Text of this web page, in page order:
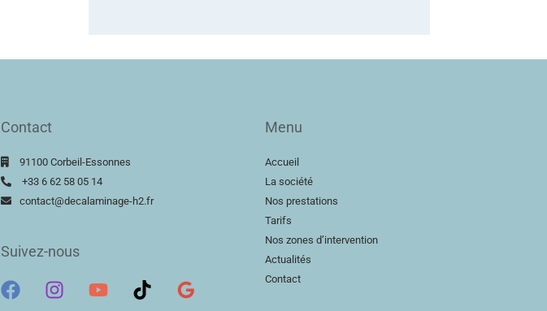
Contact
91100 Corbeil-Essonnes
+33 6 62 58 05 14
contact@decalaminage-h2.fr
Suivez-nous
Menu
Accueil
La société
Nos prestations
Tarifs
Nos zones d’intervention
Actualités
Contact